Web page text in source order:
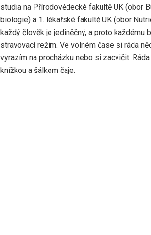
studia na Přírodovědecké fakultě UK (obor
biologie) a 1. lékařské fakultě UK (obor
každý člověk je jediněčný, a proto každému
stravovací režim. Ve volném čase si ráda
vyrazím na procházku nebo si zacvičit.
knížkou a šálkem čaje.